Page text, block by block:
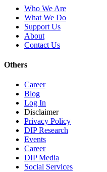
Who We Are
What We Do
Support Us
About
Contact Us
Others
Career
Blog
Log In
Disclaimer
Privacy Policy
DIP Research
Events
Career
DIP Media
Social Services